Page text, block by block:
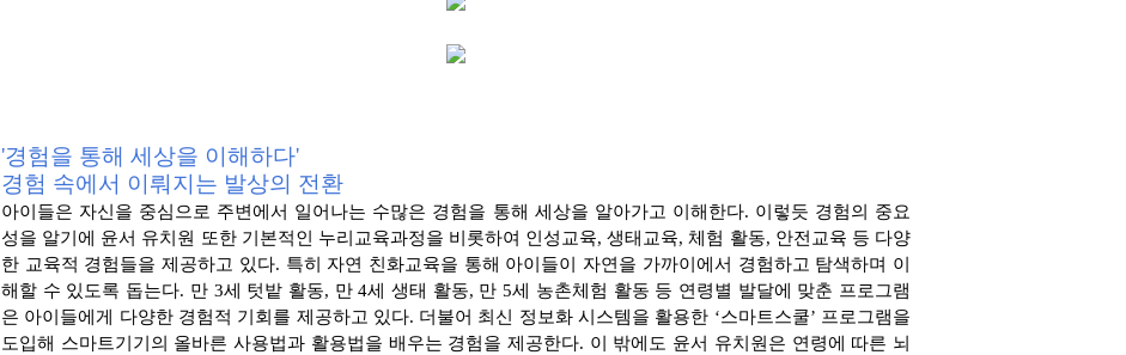
'경험을 통해 세상을 이해하다'
경험 속에서 이뤄지는 발상의 전환
아이들은 자신을 중심으로 주변에서 일어나는 수많은 경험을 통해 세 상을 알아가고 이해한다. 이렇듯 경험의 중요
성을 알기에 윤서 유치원 또한 기본적인 누리교육과정을 비 롯하여 인성교육, 생태교육, 체험 활동, 안전교육 등 다양
한 교육적 경험들을 제공하고 있다. 특히 자연 친화교육을 통해 아이들이 자연을 가까이에서 경험하고 탐색하며 이
해할 수 있도록 돕는다. 만 3세 텃밭 활동, 만 4세 생태 활동, 만 5세 농촌체험 활동 등 연령별 발달에 맞춘 프로그램
은 아이들에게 다양한 경험적 기회를 제공하고 있다. 더 불어 최신 정보화 시스템을 활용한 ‘스마트스쿨’ 프로그램을
도입해 스마트기기의 올바른 사용법과 활용법을 배우는 경험을 제공한다. 이 밖에도 윤서 유치원은 연령에 따른 뇌